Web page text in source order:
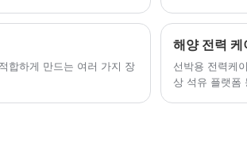
합하게 만드는 여러 가지 장
해양 전력 케
선박용 전력케
상 석유 플랫폼